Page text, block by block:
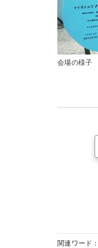
会場の様子
関連ワード：